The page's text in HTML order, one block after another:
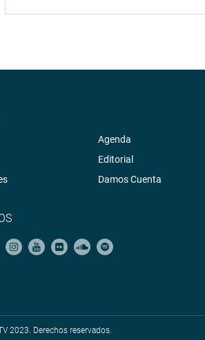
Agenda
Editorial
Damos Cuenta
2023. Derechos reservados.